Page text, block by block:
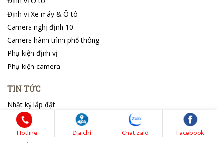
Định vị Xe máy & Ô tô
Camera nghị định 10
Camera hành trình phổ thông
Phụ kiện định vị
Phụ kiện camera
TIN TỨC
Nhật ký lắp đặt
Tin tổng hợp
Hotline
.
Địa chỉ Chat Zalo
Facebook
.